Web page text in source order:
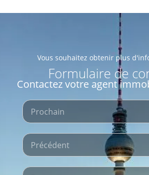
Vous souhaitez obtenir plus
Formulaire de
Contactez votre agent